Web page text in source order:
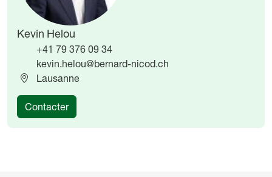
Kevin Helou
+41 79 376 09 34
kevin.helou@bernard-nicod.ch
Lausanne
Contacter